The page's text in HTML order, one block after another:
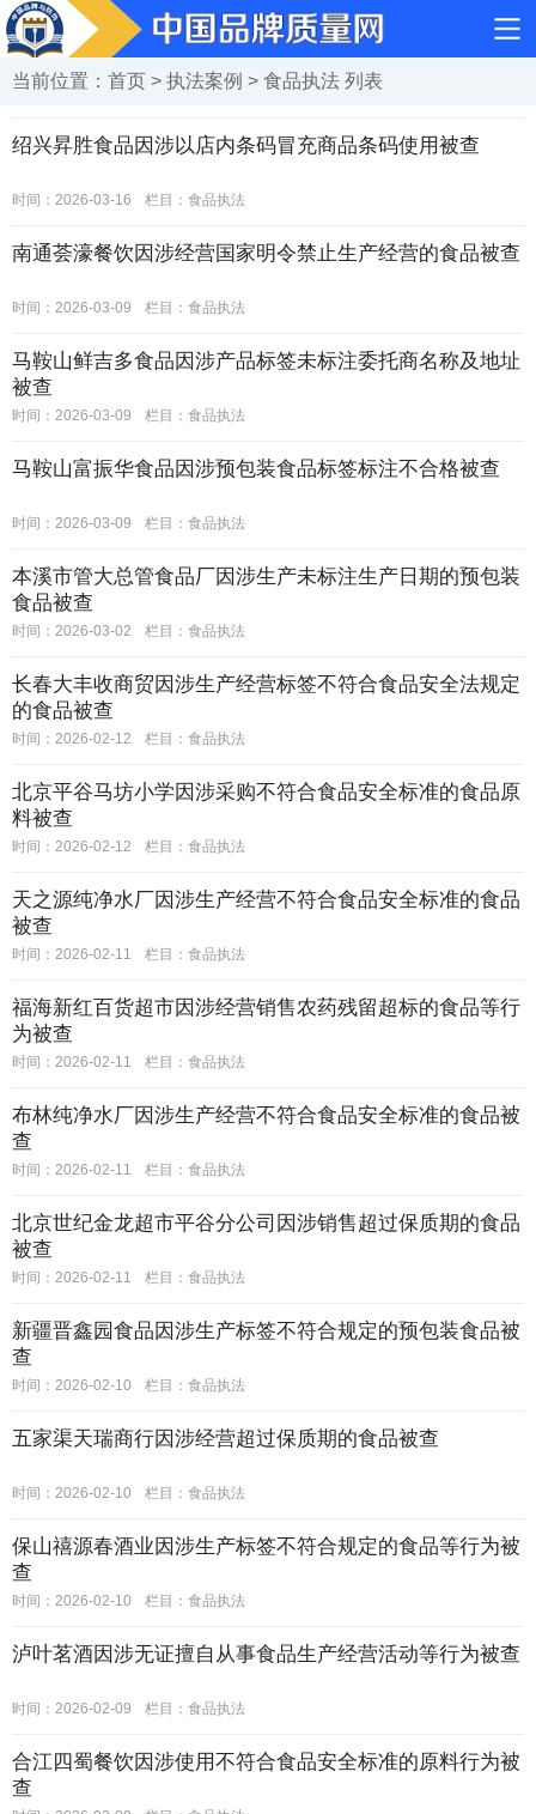
当前位置： 首页 > 执法案例 > 食品执法 列表
绍兴昇胜食品因涉以店内条码冒充商品条码使用被查
时间：2026-03-16 栏目： 食品执法
南通荟濠餐饮因涉经营国家明令禁止生产经营的食品被查
时间：2026-03-09 栏目： 食品执法
马鞍山鲜吉多食品因涉产品标签未标注委托商名称及地址
被查
时间：2026-03-09 栏目： 食品执法
马鞍山富振华食品因涉预包装食品标签标注不合格被查
时间：2026-03-09 栏目： 食品执法
本溪市管大总管食品厂因涉生产未标注生产日期的预包装
食品被查
时间：2026-03-02 栏目： 食品执法
长春大丰收商贸因涉生产经营标签不符合食品安全法规定
的食品被查
时间：2026-02-12 栏目： 食品执法
北京平谷马坊小学因涉采购不符合食品安全标准的食品原
料被查
时间：2026-02-12 栏目： 食品执法
天之源纯净水厂因涉生产经营不符合食品安全标准的食品
被查
时间：2026-02-11 栏目： 食品执法
福海新红百货超市因涉经营销售农药残留超标的食品等行
为被查
时间：2026-02-11 栏目： 食品执法
布林纯净水厂因涉生产经营不符合食品安全标准的食品被
查
时间：2026-02-11 栏目： 食品执法
北京世纪金龙超市平谷分公司因涉销售超过保质期的食品
被查
时间：2026-02-11 栏目： 食品执法
新疆晋鑫园食品因涉生产标签不符合规定的预包装食品被
查
时间：2026-02-10 栏目： 食品执法
五家渠天瑞商行因涉经营超过保质期的食品被查
时间：2026-02-10 栏目： 食品执法
保山禧源春酒业因涉生产标签不符合规定的食品等行为被
查
时间：2026-02-10 栏目： 食品执法
泸叶茗酒因涉无证擅自从事食品生产经营活动等行为被查
时间：2026-02-09 栏目： 食品执法
合江四蜀餐饮因涉使用不符合食品安全标准的原料行为被
查